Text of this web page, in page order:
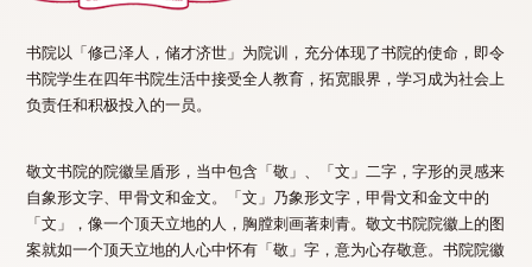
书院以「修己泽人，储才济世」为院训，充分体现了书院的使命，即令
书院学生在四年书院生活中接受全人教育，拓宽眼界，学习成为社会上
负责任和积极投入的一员。
敬文书院的院徽呈盾形，当中包含「敬」、「文」二字，字形的灵感来
自象形文字、甲骨文和金文。「文」乃象形文字，甲骨文和金文中的
「文」，像一个顶天立地的人，胸膛刺画著刺青。敬文书院院徽上的图
案就如一个顶天立地的人心中怀有「敬」字，意为心存敬意。书院院徽